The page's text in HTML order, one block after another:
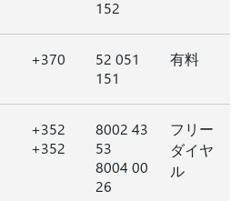
152
+370
52 051
151
有料
+352
+352
8002 43
53
8004 00
26
フリー
ダイヤ
ル